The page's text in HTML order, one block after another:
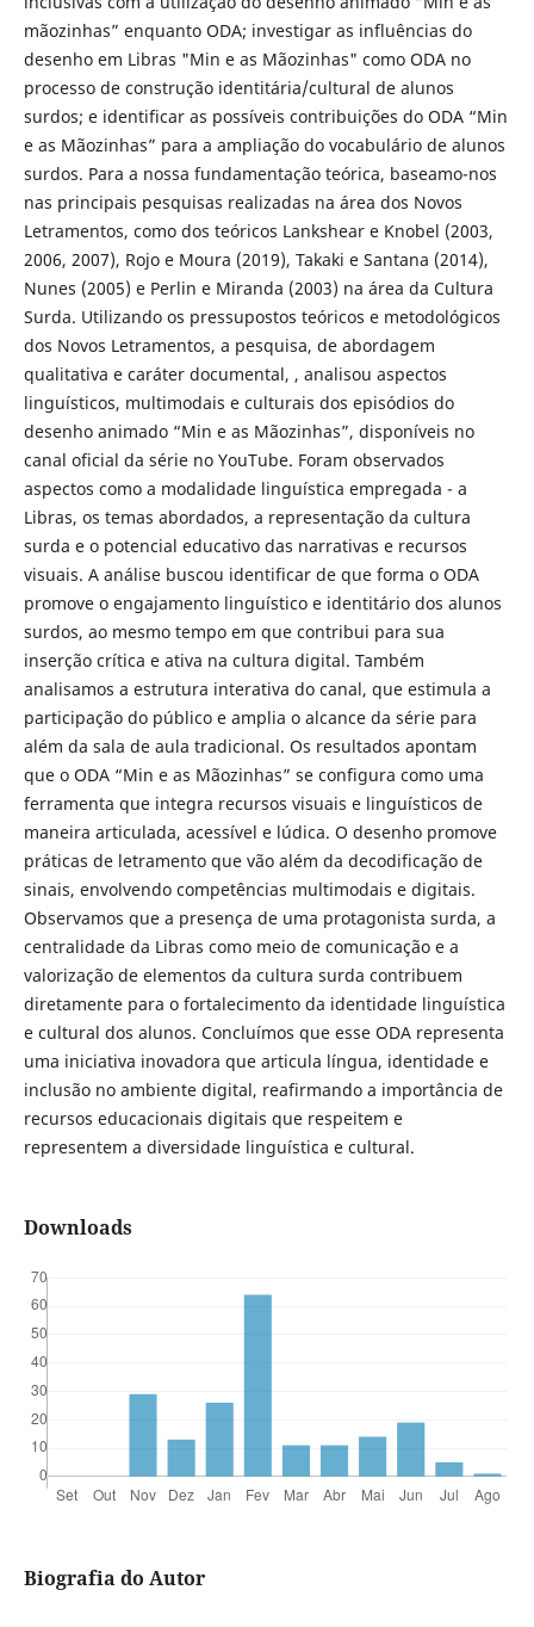
mãozinhas” enquanto ODA; investigar as influências do
desenho em Libras "Min e as Mãozinhas" como ODA no
processo de construção identitária/cultural de alunos
surdos; e identificar as possíveis contribuições do ODA “Min
e as Mãozinhas” para a ampliação do vocabulário de alunos
surdos. Para a nossa fundamentação teórica, baseamo-nos
nas principais pesquisas realizadas na área dos Novos
Letramentos, como dos teóricos Lankshear e Knobel (2003,
2006, 2007), Rojo e Moura (2019), Takaki e Santana (2014),
Nunes (2005) e Perlin e Miranda (2003) na área da Cultura
Surda. Utilizando os pressupostos teóricos e metodológicos
dos Novos Letramentos, a pesquisa, de abordagem
qualitativa e caráter documental, , analisou aspectos
linguísticos, multimodais e culturais dos episódios do
desenho animado “Min e as Mãozinhas”, disponíveis no
canal oficial da série no YouTube. Foram observados
aspectos como a modalidade linguística empregada - a
Libras, os temas abordados, a representação da cultura
surda e o potencial educativo das narrativas e recursos
visuais. A análise buscou identificar de que forma o ODA
promove o engajamento linguístico e identitário dos alunos
surdos, ao mesmo tempo em que contribui para sua
inserção crítica e ativa na cultura digital. Também
analisamos a estrutura interativa do canal, que estimula a
participação do público e amplia o alcance da série para
além da sala de aula tradicional. Os resultados apontam
que o ODA “Min e as Mãozinhas” se configura como uma
ferramenta que integra recursos visuais e linguísticos de
maneira articulada, acessível e lúdica. O desenho promove
práticas de letramento que vão além da decodificação de
sinais, envolvendo competências multimodais e digitais.
Observamos que a presença de uma protagonista surda, a
centralidade da Libras como meio de comunicação e a
valorização de elementos da cultura surda contribuem
diretamente para o fortalecimento da identidade linguística
e cultural dos alunos. Concluímos que esse ODA representa
uma iniciativa inovadora que articula língua, identidade e
inclusão no ambiente digital, reafirmando a importância de
recursos educacionais digitais que respeitem e
representem a diversidade linguística e cultural.
Downloads
Biografia do Autor